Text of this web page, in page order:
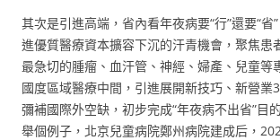
其次是引進高端，省內看年夜病要“行”還要“省
進優質醫療資本擴容下沉的汗青機會，聚焦患
最急切的腫瘤、血汗管、神經、婦產、兒童等
國度區域醫療中間，引進展開新技巧、新營業
彌補國際外空缺，初步完成“年夜病不出省”目
舉個例子，北京兒童病院鄭州病院建成后，